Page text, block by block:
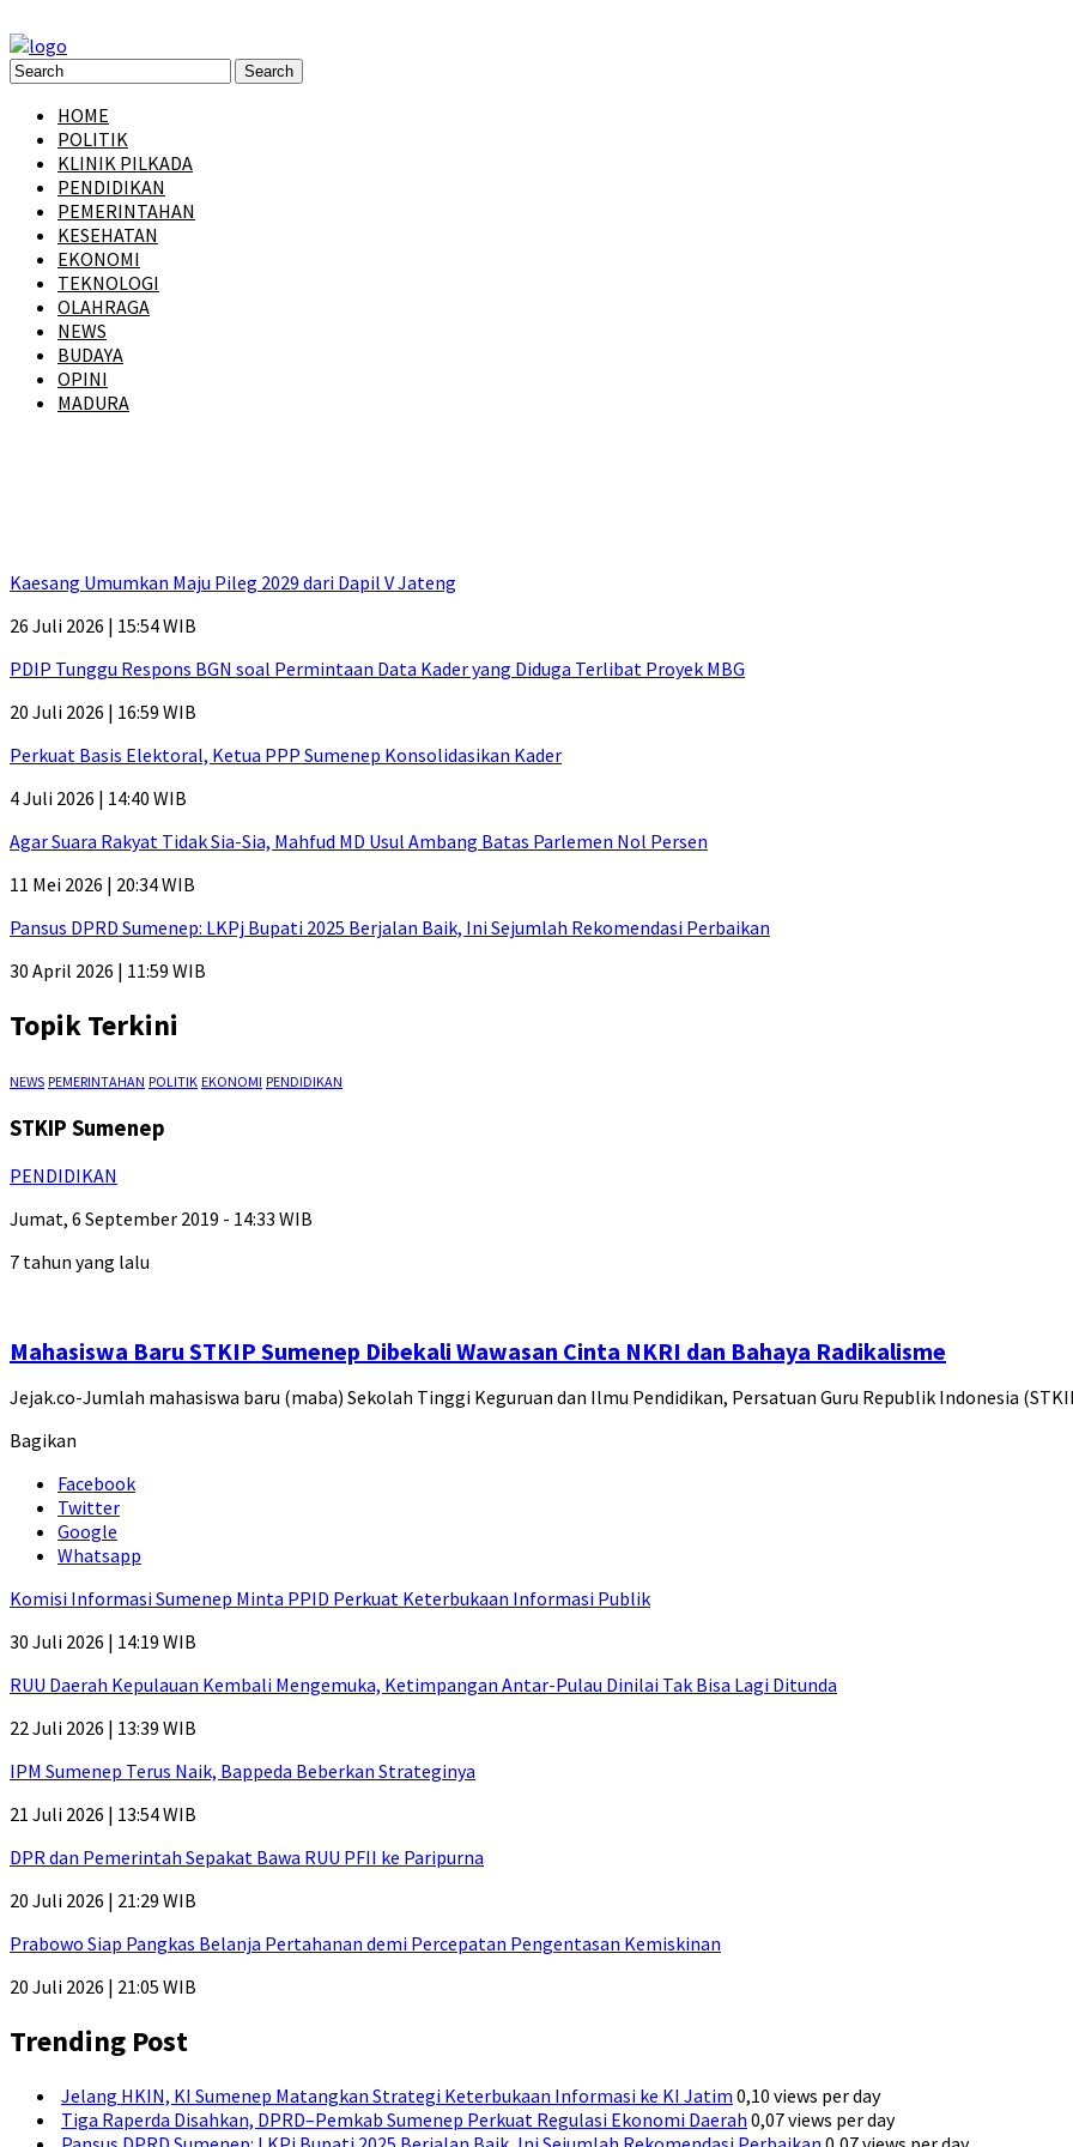
HOME
POLITIK
KLINIK PILKADA
PENDIDIKAN
PEMERINTAHAN
KESEHATAN
EKONOMI
TEKNOLOGI
OLAHRAGA
NEWS
BUDAYA
OPINI
MADURA
Kaesang Umumkan Maju Pileg 2029 dari Dapil V Jateng
26 Juli 2026 | 15:54 WIB
PDIP Tunggu Respons BGN soal Permintaan Data Kader yang Diduga Terlibat Proyek MBG
20 Juli 2026 | 16:59 WIB
Perkuat Basis Elektoral, Ketua PPP Sumenep Konsolidasikan Kader
4 Juli 2026 | 14:40 WIB
Agar Suara Rakyat Tidak Sia-Sia, Mahfud MD Usul Ambang Batas Parlemen Nol Persen
11 Mei 2026 | 20:34 WIB
Pansus DPRD Sumenep: LKPj Bupati 2025 Berjalan Baik, Ini Sejumlah Rekomendasi Perbaikan
30 April 2026 | 11:59 WIB
Topik Terkini
NEWS PEMERINTAHAN POLITIK EKONOMI PENDIDIKAN
STKIP Sumenep
PENDIDIKAN
Jumat, 6 September 2019 - 14:33 WIB
7 tahun yang lalu
Mahasiswa Baru STKIP Sumenep Dibekali Wawasan Cinta NKRI dan Bahaya Radikalisme
Jejak.co-Jumlah mahasiswa baru (maba) Sekolah Tinggi Keguruan dan Ilmu Pendidikan, Persatuan Guru Republik Indonesia
Bagikan
Facebook
Twitter
Google
Whatsapp
Komisi Informasi Sumenep Minta PPID Perkuat Keterbukaan Informasi Publik
30 Juli 2026 | 14:19 WIB
RUU Daerah Kepulauan Kembali Mengemuka, Ketimpangan Antar-Pulau Dinilai Tak Bisa Lagi Ditunda
22 Juli 2026 | 13:39 WIB
IPM Sumenep Terus Naik, Bappeda Beberkan Strateginya
21 Juli 2026 | 13:54 WIB
DPR dan Pemerintah Sepakat Bawa RUU PFII ke Paripurna
20 Juli 2026 | 21:29 WIB
Prabowo Siap Pangkas Belanja Pertahanan demi Percepatan Pengentasan Kemiskinan
20 Juli 2026 | 21:05 WIB
Trending Post
Jelang HKIN, KI Sumenep Matangkan Strategi Keterbukaan Informasi ke KI Jatim 0,10 views per day
Tiga Raperda Disahkan, DPRD–Pemkab Sumenep Perkuat Regulasi Ekonomi Daerah 0,07 views per day